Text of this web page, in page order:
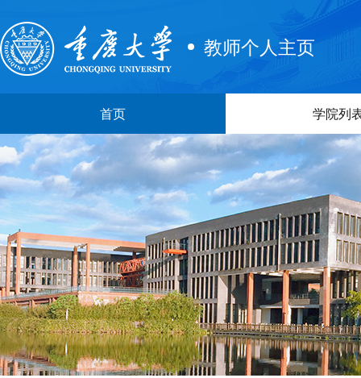
教师个人主页
首页 学院列